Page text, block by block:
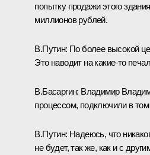
попытку продажи этого
миллионов рублей.
В.Путин: По более высокой
Это наводит на какие‑то
В.Басаргин: Владимир
процессом, подключили в том
В.Путин: Надеюсь, что
не будет, так же, как и с